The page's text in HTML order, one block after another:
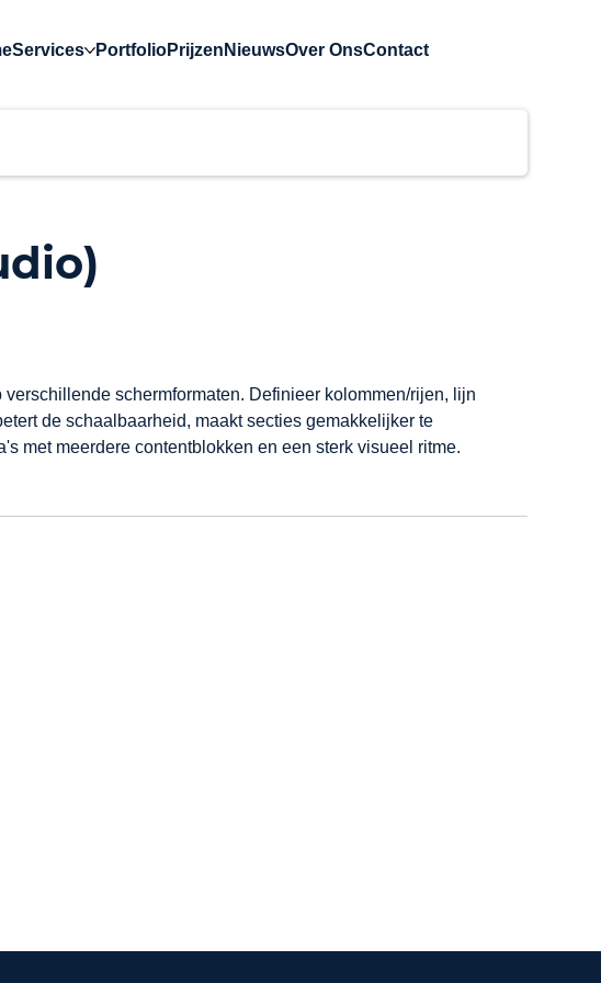
Services PortfolioPrijzen NieuwsOver OnsContact
schermformaten. Definieer kolommen/rijen, lijn
de schaalbaarheid, maakt secties gemakkelijker te
met meerdere contentblokken en een sterk visueel ritme.